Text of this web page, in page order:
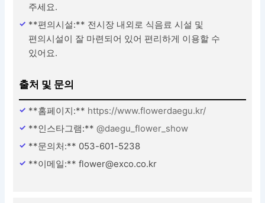
주세요.
**편의시설:** 전시장 내외로 식음료 시설 및
편의시설이 잘 마련되어 있어 편리하게 이용할 수
있어요.
출처 및 문의
**홈페이지:** https://www.flowerdaegu.kr/
**인스타그램:**@daegu_flower_show
**문의처:** 053-601-5238
**이메일:** flower@exco.co.kr